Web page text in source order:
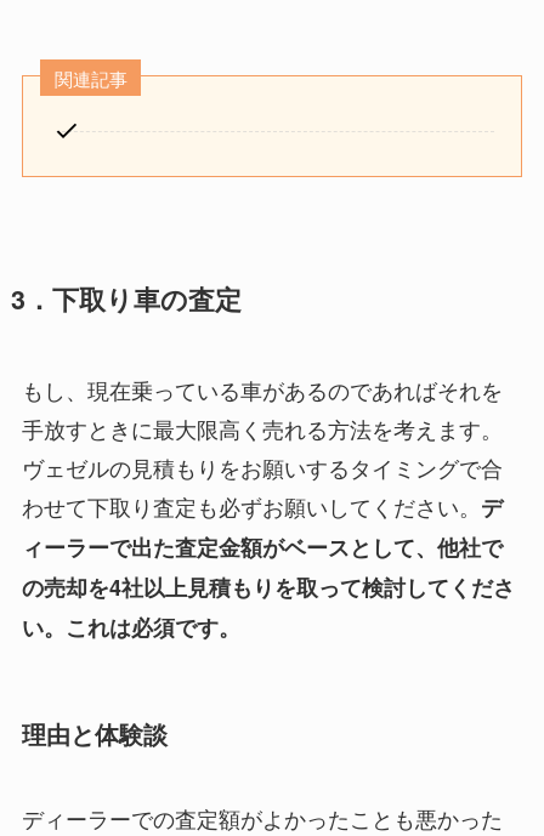
関連記事
3．下取り車の査定
もし、現在乗っている車があるのであればそれを
手放すときに最大限高く売れる方法を考えます。
ヴェゼルの見積もりをお願いするタイミングで合
わせて下取り査定も必ずお願いしてください。 デ
ィーラーで出た査定金額がベースとして、他社で
の売却を4社以上見積もりを取って検討してくださ
い。これは必須です。
理由と体験談
ディーラーでの査定額がよかったことも悪かった